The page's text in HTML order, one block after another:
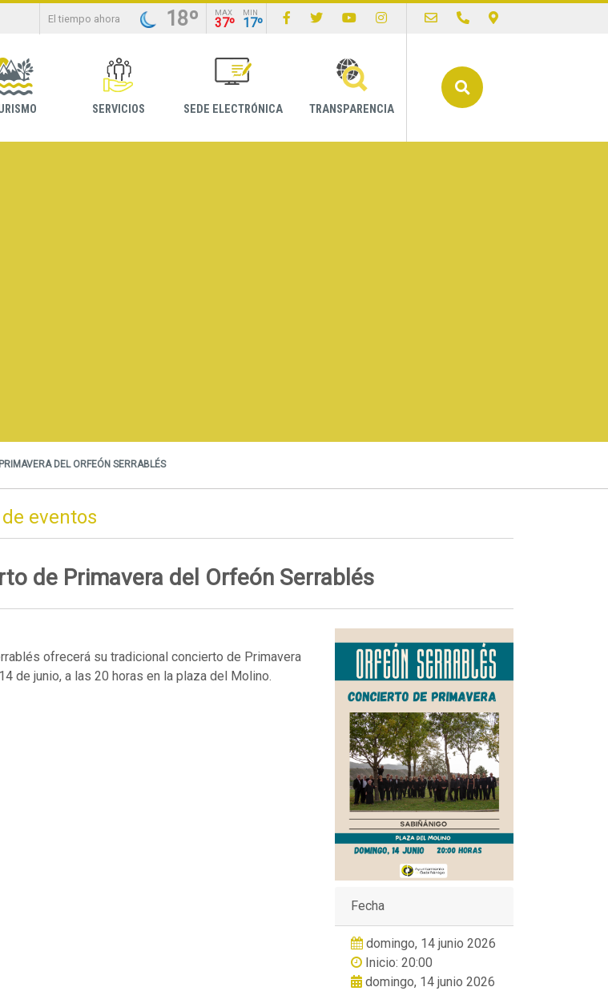
El tiempo ahora 18º MAX
37º
MIN
17º
SERVICIOS SEDE ELECTRÓNICA TRANSPARENCIA
DEL ORFEÓN SERRABLÉS
eventos
de Primavera del Orfeón Serrablés
ofrecerá su tradicional concierto de Primavera
de junio, a las 20 horas en la plaza del Molino.
Fecha
domingo, 14 junio 2026
Inicio: 20:00
domingo, 14 junio 2026